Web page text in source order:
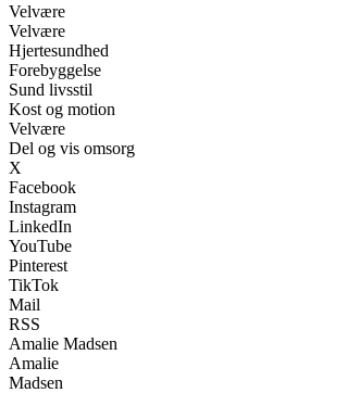
Velvære
Velvære
Hjertesundhed
Forebyggelse
Sund livsstil
Kost og motion
Velvære
Del og vis omsorg
X
Facebook
Instagram
LinkedIn
YouTube
Pinterest
TikTok
Mail
RSS
Amalie Madsen
Amalie
Madsen